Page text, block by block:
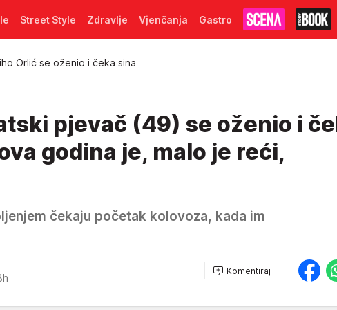
Street Style Zdravlje Vjenčanja Gastro
Orlić se oženio i čeka sina
pjevač (49) se oženio i
godina je, malo je reći,
čekaju početak kolovoza, kada im
Komentiraj